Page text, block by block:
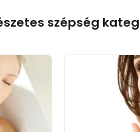
szépség